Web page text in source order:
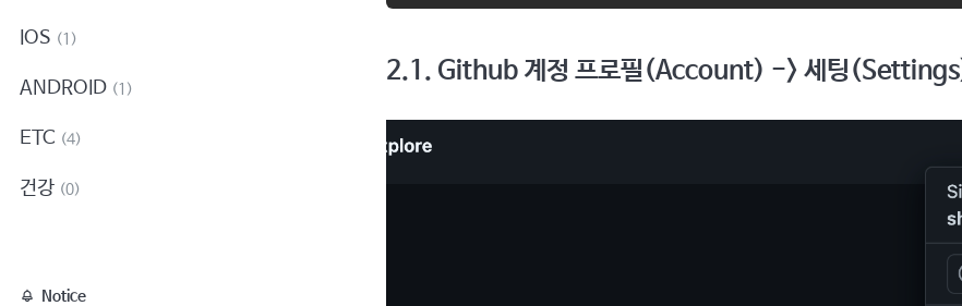
IOS (1)
ANDROID (1)
ETC (4)
건강 (0)
Notice
2.1. Github 계정 프로필(Account) -> 세팅